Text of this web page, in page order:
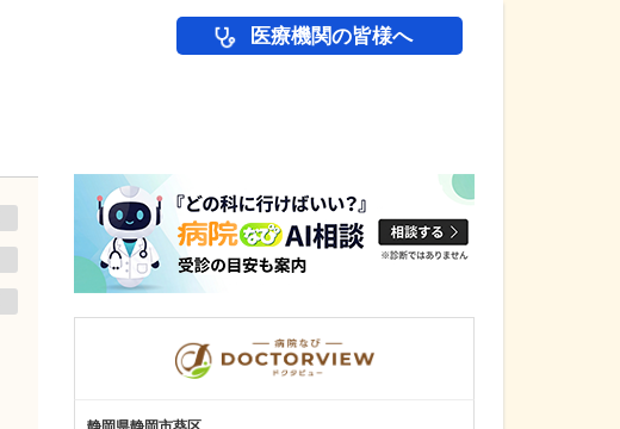
医療機関の皆様へ